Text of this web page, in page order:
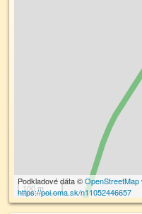
100 m
Podkladové dáta ©OpenStreetMap
https://poi.oma.sk/n11052446657